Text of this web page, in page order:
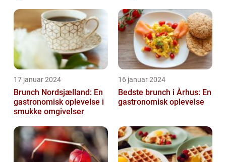
17 januar 2024
Brunch Nordsjælland: En
gastronomisk oplevelse i
smukke omgivelser
16 januar 2024
Bedste brunch i Århus: En
gastronomisk oplevelse